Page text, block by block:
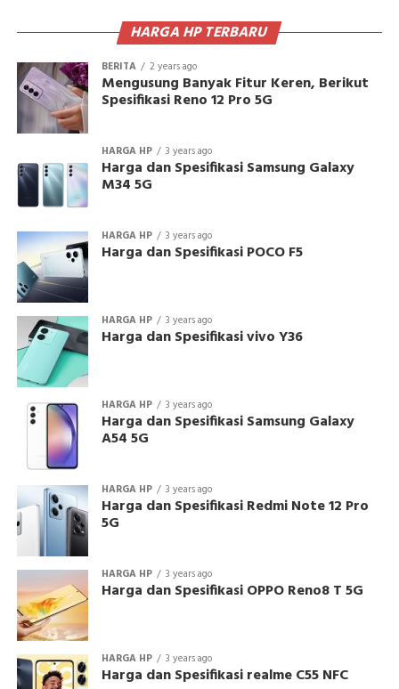
HARGA HP TERBARU
BERITA 2 years ago
Mengusung Banyak Fitur Keren, Berikut
Spesifikasi Reno 12 Pro 5G
HARGA HP 3 years ago
Harga dan Spesifikasi Samsung Galaxy
M34 5G
HARGA HP 3 years ago
Harga dan Spesifikasi POCO F5
HARGA HP 3 years ago
Harga dan Spesifikasi vivo Y36
HARGA HP 3 years ago
Harga dan Spesifikasi Samsung Galaxy
A54 5G
HARGA HP 3 years ago
Harga dan Spesifikasi Redmi Note 12 Pro
5G
HARGA HP 3 years ago
Harga dan Spesifikasi OPPO Reno8 T 5G
HARGA HP 3 years ago
Harga dan Spesifikasi realme C55 NFC